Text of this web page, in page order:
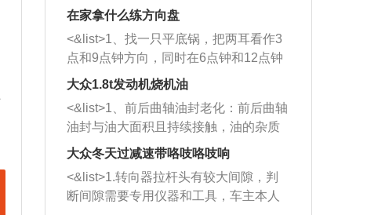
者是细棍，直接将杂物给取出来，如果
堵塞情况比较严重，也可以采取应急措
施。 <&list>2、直接利用木棍将所有的
杂物推到排气管里面的位置处，然后将
三元催化器拆解开，就可以将堵塞的东
西取出来。但如果是因为积碳过多引起
的堵塞，就需要将三元催化器泡在草酸
洗剂对堵塞的情况得到解决，将清洗剂
放在燃油箱中，与燃油混合后，车辆启
动时，就可以和汽油一起进入到燃烧
在家拿什么练方向盘
<&list>1、找一只平底锅，把两耳看作3
点和9点钟方向，同时在6点钟和12点钟
方向做一个标记。 <&list>2、双手握住
一圈半的练习，往右同样也要打相同的
圈数。 <&list>3、最后强调要反复练
习，这样就可以形成肌肉记忆，在真实
驾驶车辆时，不需要记忆也能打好方
向。
大众1.8t发动机烧机油
<&list>1、前后曲轴油封老化：前后曲轴
油封与油大面积且持续接触，油的杂质
和发动机内持续温度变化使其密封效果
逐渐减弱，导致渗油或漏油。<&list>2、
活塞间隙过大：积碳会使活塞环与缸体
的间隙扩大，导致机油流入燃烧室中，
大众冬天过减速带咯吱咯吱响
<&list>1.转向器拉杆头有较大间隙，判
断间隙需要专用仪器和工具，车主本人